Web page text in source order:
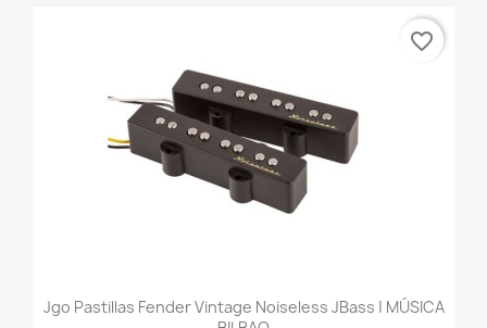
Jgo Pastillas Fender Vintage Noiseless JBass | MÚSICA
favorite_border